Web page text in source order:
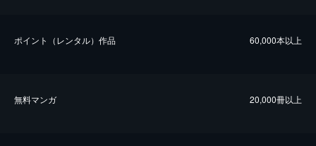
ポイント（レンタル）作品 60,000本以上
無料マンガ 20,000冊以上